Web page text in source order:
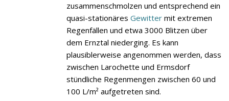
zusammenschmolzen und entsprechend ein
quasi-stationäres Gewitter mit extremen
Regenfällen und etwa 3000 Blitzen über
dem Ernztal niederging. Es kann
plausiblerweise angenommen werden, dass
zwischen Larochette und Ermsdorf
stündliche Regenmengen zwischen 60 und
100 L/m² aufgetreten sind.